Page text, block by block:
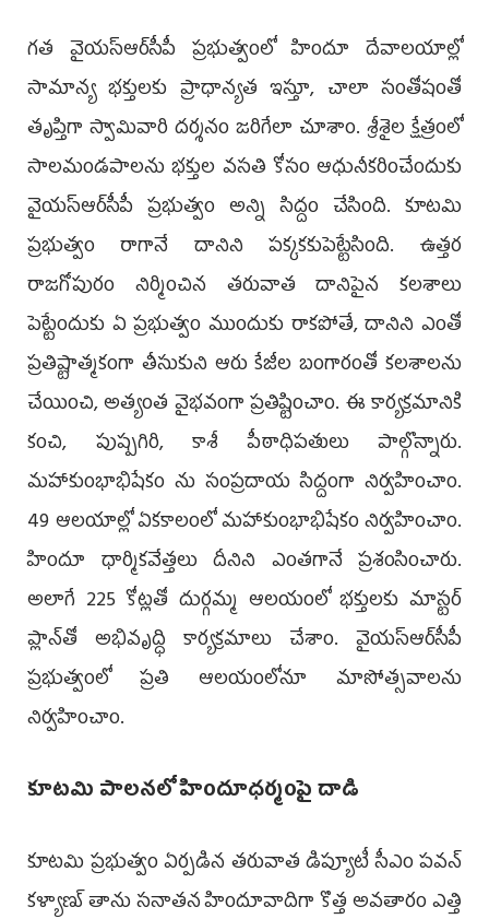
గత వైయస్ఆర్‌సీపీ ప్రభుత్వంలో హిందూ దేవాలయాల్లో
సామాన్య భక్తులకు ప్రాధాన్యత ఇస్తూ, చాలా సంతోషంతో
తృప్తిగా స్వామివారి దర్శనం జరిగేలా చూశాం. శ్రీశైల క్షేత్రంలో
సాలమండపాలను భక్తుల వసతి కోసం ఆధునీకరించేందుకు
వైయస్ఆర్‌సీపీ ప్రభుత్వం అన్ని సిద్దం చేసింది. కూటమి
ప్రభుత్వం రాగానే దానిని పక్కకకుపెట్టేసింది. ఉత్తర
రాజగోపురం నిర్మించిన తరువాత దానిపైన కలశాలు
పెట్టేందుకు ఏ ప్రభుత్వం ముందుకు రాకపోతే, దానిని ఎంతో
ప్రతిష్టాత్మకంగా తీసుకుని ఆరు కేజీల బంగారంతో కలశాలను
చేయించి, అత్యంత వైభవంగా ప్రతిష్టించాం. ఈ కార్యక్రమానికి
కంచి, పుష్పగిరి, కాశీ పీఠాధిపతులు పాల్గొన్నారు.
మహాకుంభాభిషేకం ను సంప్రదాయ సిద్దంగా నిర్వహించాం.
49 ఆలయాల్లో ఏకకాలంలో మహాకుంభాభిషేకం నిర్వహించాం.
హిందూ ధార్మికవేత్తలు దీనిని ఎంతగానే ప్రశంసించారు.
అలాగే 225 కోట్లతో దుర్గమ్మ ఆలయంలో భక్తులకు మాస్టర్
ప్లాన్‌తో అభివృద్ధి కార్యక్రమాలు చేశాం. వైయస్ఆర్‌సీపీ
ప్రభుత్వంలో ప్రతి ఆలయంలోనూ మాసోత్సవాలను
నిర్వహించాం.
కూటమి పాలనలో హిందూధర్మంపై దాడి
కూటమి ప్రభుత్వం ఏర్పడిన తరువాత డిప్యూటీ సీఎం పవన్
కళ్యాణ్ తాను సనాతన హిందూవాదిగా కొత్త అవతారం ఎత్తి